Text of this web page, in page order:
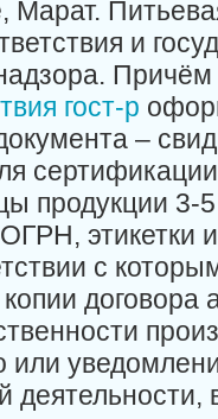
Марат.
и
Причём
гост-р
–
продукции 3-
этикетки
с
копии договора
или